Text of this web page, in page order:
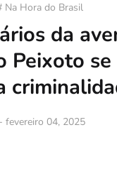
Na Hora do Brasil
da
Peixoto
- fevereiro 04, 2025